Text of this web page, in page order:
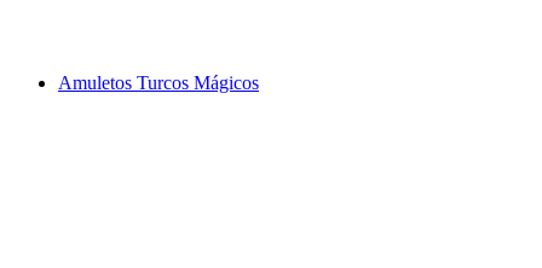
Amuletos Turcos Mágicos